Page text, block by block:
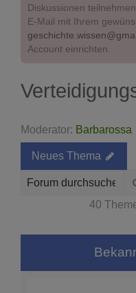
Diskussionen
E-Mail mit Ihrem
Account einrichten.
Moderator: Barbarossa
Neues Thema
40